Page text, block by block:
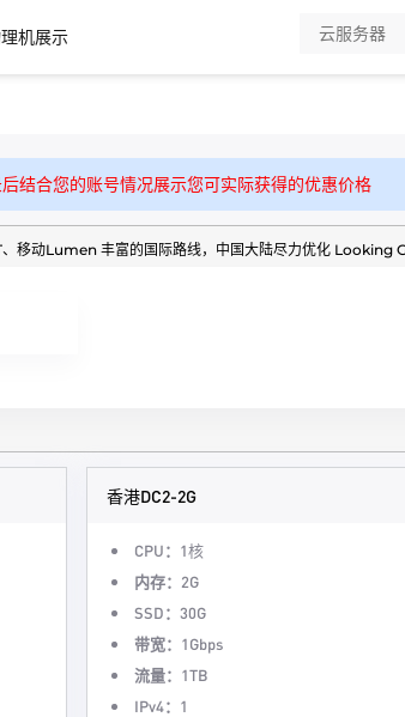
机展示
结合您的账号情况展示您可实际获得的优惠价格
移动Lumen 丰富的国际路线，中国大陆尽力优化 Looking
香港DC2-2G
CPU： 1核
内存： 2G
SSD：30G
带宽： 1Gbps
流量： 1TB
IPv4： 1